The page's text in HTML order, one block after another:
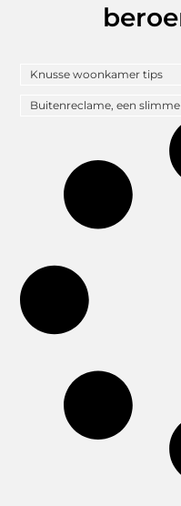
Knusse woonkamer tips
Buitenreclame, een